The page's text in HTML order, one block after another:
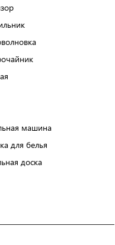
машина
для белья
доска